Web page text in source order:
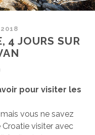
4 JOURS SUR
pour visiter les
vous ne savez
Croatie visiter avec